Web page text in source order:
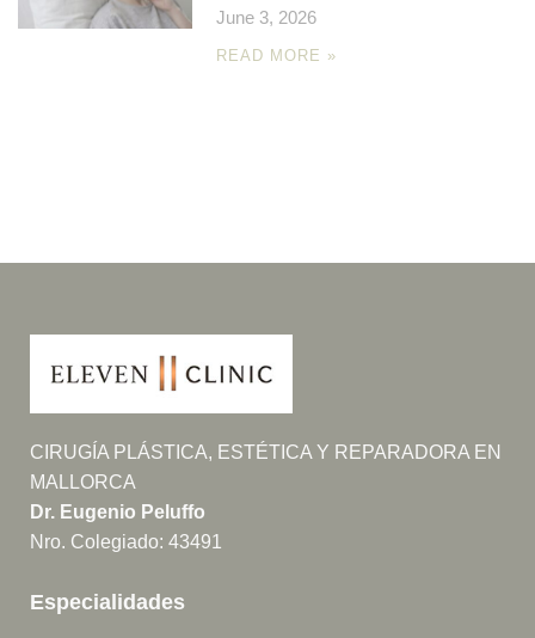
June 3, 2026
READ MORE »
CIRUGÍA PLÁSTICA, ESTÉTICA Y REPARADORA EN
MALLORCA
Dr. Eugenio Peluffo
Nro. Colegiado: 43491
Especialidades